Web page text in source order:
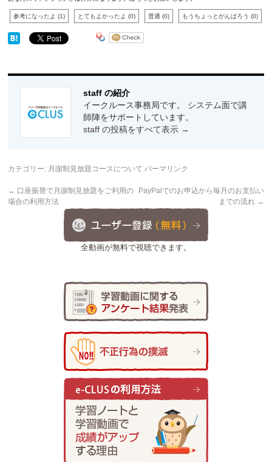
参考になったよ(1) とてもよかったよ(0) 普通(0) もうちょっとがんばろう(0)
staff の紹介
イークルース事務局です。 システム面で講
師陣をサポートしています。
staff の投稿をすべて表示 →
カテゴリー: 月謝制見放題コースについて パーマリンク
← 口座振替で月謝制見放題をご利用の
場合の利用方法
PayPalでのお申込から毎月のお支払い
までの流れ →
全動画が無料で視聴できます。